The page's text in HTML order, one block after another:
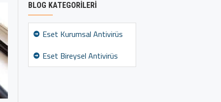
BLOG KATEGORILERI
Eset Kurumsal Antivirüs
Eset Bireysel Antivirüs